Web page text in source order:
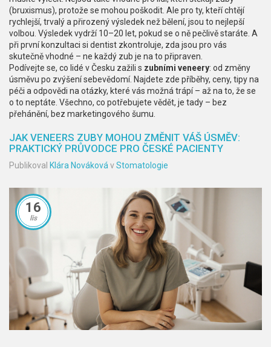
(bruxismus), protože se mohou poškodit. Ale pro ty, kteří chtějí
rychlejší, trvalý a přirozený výsledek než bělení, jsou to nejlepší
volbou. Výsledek vydrží 10–20 let, pokud se o ně pečlivě staráte. A
při první konzultaci si dentist zkontroluje, zda jsou pro vás
skutečně vhodné – ne každý zub je na to připraven.
Podívejte se, co lidé v Česku zažili s zubními veneery: od změny
úsměvu po zvýšení sebevědomí. Najdete zde příběhy, ceny, tipy na
péči a odpovědi na otázky, které vás možná trápí – až na to, že se
o to neptáte. Všechno, co potřebujete vědět, je tady – bez
přehánění, bez marketingového šumu.
JAK VENEERS ZUBY MOHOU ZMĚNIT VÁŠ ÚSMĚV:
PRAKTICKÝ PRŮVODCE PRO ČESKÉ PACIENTY
Publikoval Klára Nováková vStomatologie
16
lis